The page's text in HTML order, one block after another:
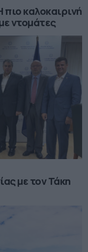
καλοκαιρινή
ντομάτες
με τον Τάκη